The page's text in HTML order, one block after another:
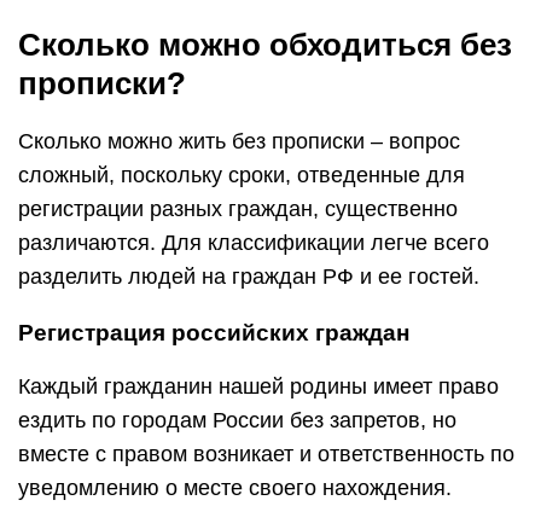
Сколько можно обходиться без
прописки?
Сколько можно жить без прописки – вопрос
сложный, поскольку сроки, отведенные для
регистрации разных граждан, существенно
различаются. Для классификации легче всего
разделить людей на граждан РФ и ее гостей.
Регистрация российских граждан
Каждый гражданин нашей родины имеет право
ездить по городам России без запретов, но
вместе с правом возникает и ответственность по
уведомлению о месте своего нахождения.